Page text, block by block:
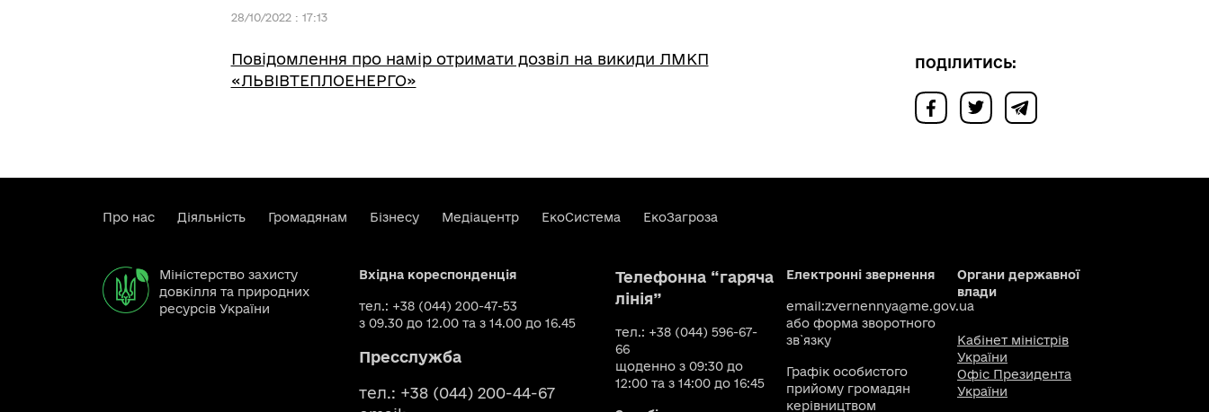
28/10/2022 : 17:13
Повідомлення про намір отримати дозвіл на викиди ЛМКП
«ЛЬВІВТЕПЛОЕНЕРГО»
ПОДІЛИТИСЬ:
Про нас Діяльність Громадянам Бізнесу Медіацентр ЕкоСистема ЕкоЗагроза
Міністерство захисту
довкілля та природних
ресурсів України
Вхідна кореспонденція
тел.: +38 (044) 200-47-53
з 09.30 до 12.00 та з 14.00 до 16.45
Пресслужба
тел.: +38 (044) 200-44-67
Телефонна “гаряча
лінія”
тел.: +38 (044) 596-67-
66
щоденно з 09:30 до
12:00 та з 14:00 до 16:45
Електронні звернення
email:zvernennya@me.gov.ua
або форма зворотного
зв`язку
Графік особистого
прийому громадян
керівництвом
Органи державної
влади
Кабінет міністрів
України
Офіс Президента
України